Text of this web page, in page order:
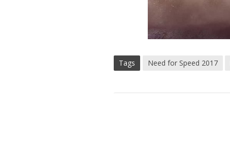
Tags Need for Speed 2017